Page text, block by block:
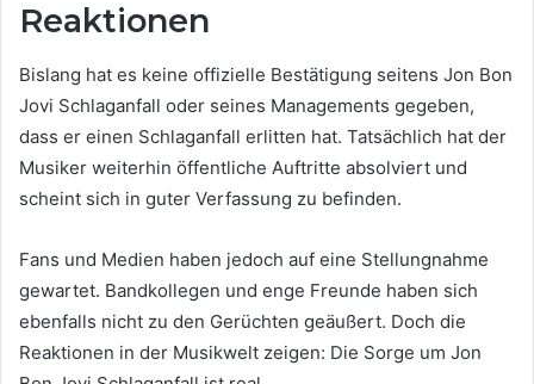
Reaktionen
Bislang hat es keine offizielle Bestätigung seitens Jon Bon
Jovi Schlaganfall oder seines Managements gegeben,
dass er einen Schlaganfall erlitten hat. Tatsächlich hat der
Musiker weiterhin öffentliche Auftritte absolviert und
scheint sich in guter Verfassung zu befinden.
Fans und Medien haben jedoch auf eine Stellungnahme
gewartet. Bandkollegen und enge Freunde haben sich
ebenfalls nicht zu den Gerüchten geäußert. Doch die
Reaktionen in der Musikwelt zeigen: Die Sorge um Jon